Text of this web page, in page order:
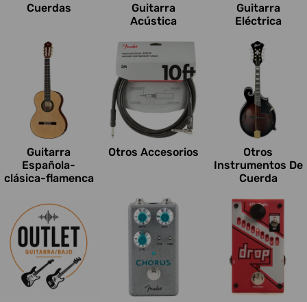
Cuerdas
Guitarra
Acústica
Guitarra
Eléctrica
Guitarra
Española-
clásica-flamenca
Otros Accesorios
Otros
Instrumentos De
Cuerda